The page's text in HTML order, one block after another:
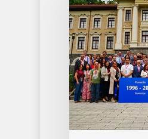
Prom.
2021